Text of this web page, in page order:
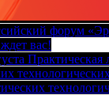
вас!
Практическая